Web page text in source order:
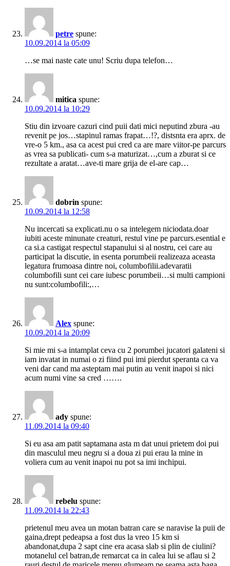
petre spune:
10.09.2014 la 05:09
…se mai naste cate unu! Scriu dupa telefon…
mitica spune:
10.09.2014 la 10:29
Stiu din izvoare cazuri cind puii dati mici neputind zbura -au
revenit pe jos…stapinul ramas frapat…!?, distsnta era aprx. de
vre-o 5 km., asa ca acest pui cred ca are mare viitor-pe parcurs
as vrea sa publicati- cum s-a maturizat…,cum a zburat si ce
rezultate a aratat…ave-ti mare grija de el-are cap…
dobrin spune:
10.09.2014 la 12:58
Nu incercati sa explicati.nu o sa intelegem niciodata.doar
iubiti aceste minunate creaturi, restul vine pe parcurs.esential e
ca si.a castigat respectul stapanului si al nostru, cei care au
participat la discutie, in esenta porumbeii realizeaza aceasta
legatura frumoasa dintre noi, columbofilii.adevaratii
columbofili sunt cei care iubesc porumbeii…si multi campioni
nu sunt:columbofili:,…
Alex spune:
10.09.2014 la 20:09
Si mie mi s-a intamplat ceva cu 2 porumbei jucatori galateni si
iam invatat in numai o zi fiind pui imi pierdut speranta ca va
veni dar cand ma asteptam mai putin au venit inapoi si nici
acum numi vine sa cred …….
ady spune:
11.09.2014 la 09:40
Si eu asa am patit saptamana asta m dat unui prietem doi pui
din masculul meu negru si a doua zi pui erau la mine in
voliera cum au venit inapoi nu pot sa imi inchipui.
rebelu spune:
11.09.2014 la 22:43
prietenul meu avea un motan batran care se naravise la puii de
gaina,drept pedeapsa a fost dus la vreo 15 km si
abandonat,dupa 2 sapt cine era acasa slab si plin de ciulini?
motanelul cel batran,de remarcat ca in calea lui se aflau si 2